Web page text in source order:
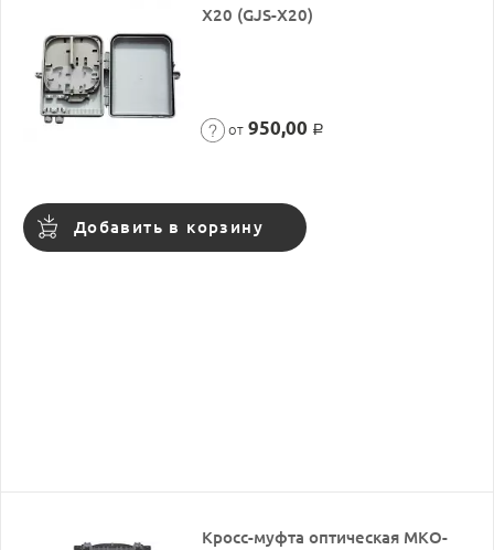
X20 (GJS-X20)
от 950,00 Р
Добавить в корзину
Кросс-муфта оптическая МКО-